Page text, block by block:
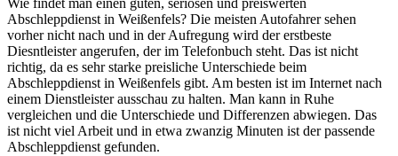
Abschleppdienst in Weißenfels? Die meisten Autofahrer sehen
vorher nicht nach und in der Aufregung wird der erstbeste
Diesntleister angerufen, der im Telefonbuch steht. Das ist nicht
richtig, da es sehr starke preisliche Unterschiede beim
Abschleppdienst in Weißenfels gibt. Am besten ist im Internet nach
einem Dienstleister ausschau zu halten. Man kann in Ruhe
vergleichen und die Unterschiede und Differenzen abwiegen. Das
ist nicht viel Arbeit und in etwa zwanzig Minuten ist der passende
Abschleppdienst gefunden.